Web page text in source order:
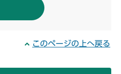
このページの上へ戻る